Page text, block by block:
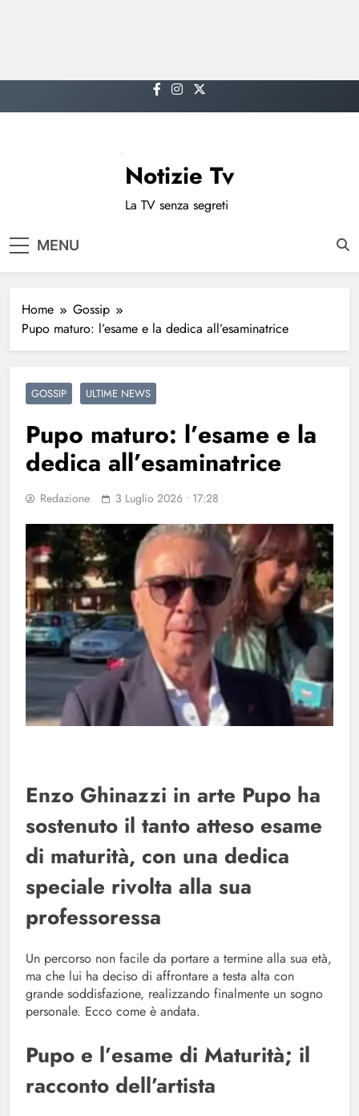
to
Notizie Tv
La TV senza segreti
MENU
Home
Gossip
Pupo maturo: l’esame e la dedica all’esaminatrice
GOSSIP ULTIME NEWS
Pupo maturo: l’esame e la
dedica all’esaminatrice
Redazione 3 Luglio 2026 • 17:28
Enzo Ghinazzi in arte Pupo ha
sostenuto il tanto atteso esame
di maturità, con una dedica
speciale rivolta alla sua
professoressa
Un percorso non facile da portare a termine alla sua età,
ma che lui ha deciso di affrontare a testa alta con
grande soddisfazione, realizzando finalmente un sogno
personale. Ecco come è andata.
Pupo e l’esame di Maturità; il
racconto dell’artista